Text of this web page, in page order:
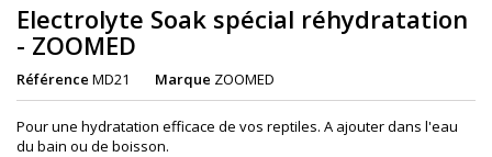
Electrolyte Soak spécial réhydratation
- ZOOMED
Référence MD21 Marque ZOOMED
Pour une hydratation efficace de vos reptiles. A ajouter dans l'eau
du bain ou de boisson.